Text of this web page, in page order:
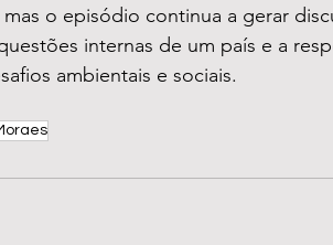
o episódio continua a gerar
internas de um país e a
ambientais e sociais.